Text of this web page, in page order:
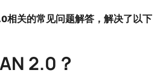
相关的常见问题解答，解决了以下
2.0？